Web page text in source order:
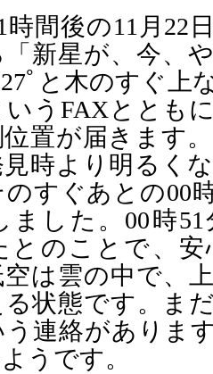
間後の11月22
新星が、今、
ﾟと木のすぐ上
いうFAXととも
置が届きます
時より明るく
すぐあとの00
ました。00時
とのことで、
は雲の中で、
状態です。ま
連絡がありま
うです。